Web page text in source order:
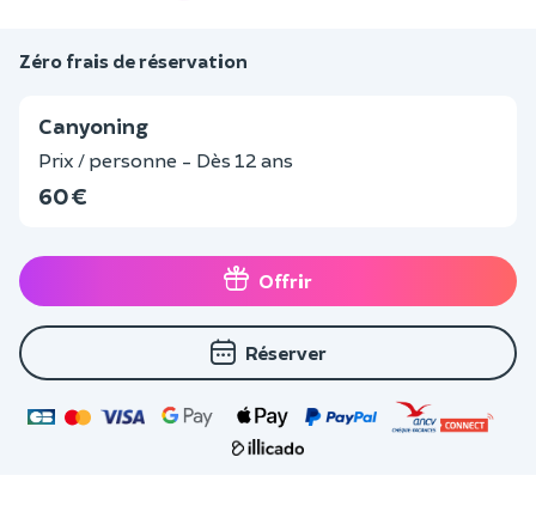
Zéro frais de réservation
Canyoning
Prix / personne - Dès 12 ans
60 €
Offrir
Réserver